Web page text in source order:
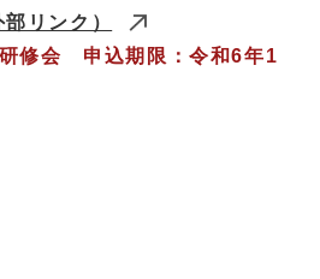
部リンク）
修会 申込期限：令和6年1